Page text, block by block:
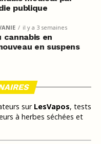
publique
il y a 3 semaines
cannabis en
en suspens
sur LesVapos, tests
à herbes séchées et